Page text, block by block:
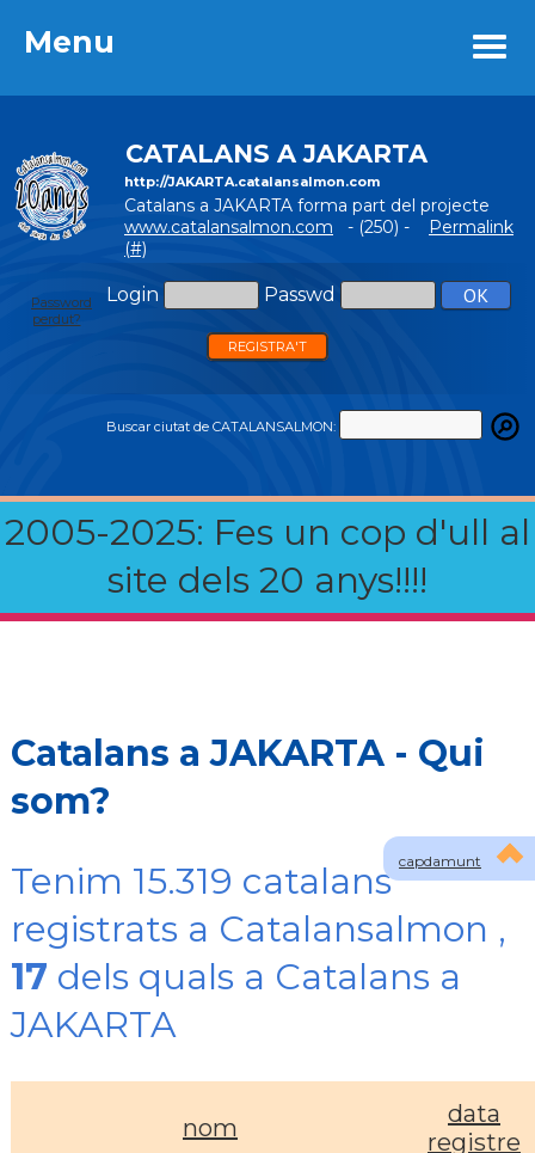
Menu
CATALANS A JAKARTA
http://JAKARTA.catalansalmon.com
Catalans a JAKARTA forma part del projecte
www.catalansalmon.com - (250) -
Permalink
(#)
Login Passwd
Password
perdut?
REGISTRA'T
Buscar ciutat de CATALANSALMON:
2005-2025: Fes un cop d'ull al
site dels 20 anys!!!!
Menu
capdamunt
Catalans a JAKARTA - Qui
som?
Tenim 15.319 catalans
registrats a Catalansalmon ,
17 dels quals a Catalans a
JAKARTA
nom
data
registre